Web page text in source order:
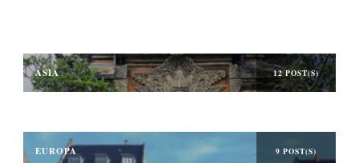
ASIA 12 POST(S)
EUROPA 9 POST(S)